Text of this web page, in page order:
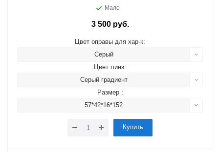
Мало
3 500 руб.
Цвет оправы для хар-к:
Серый
Цвет линз:
Серый градиент
Размер :
57*42*16*152
Купить